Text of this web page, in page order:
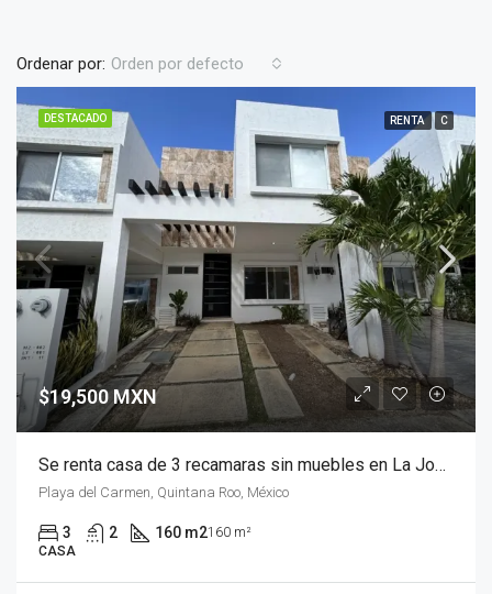
Ordenar por: Orden por defecto
DESTACADO RENTA C
$19,500 MXN
Se renta casa de 3 recamaras sin muebles en La Joya, Playa del Carmen
Playa del Carmen, Quintana Roo, México
3 2 160 m2160 m²
CASA